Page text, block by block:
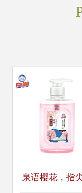
泉语樱花，指